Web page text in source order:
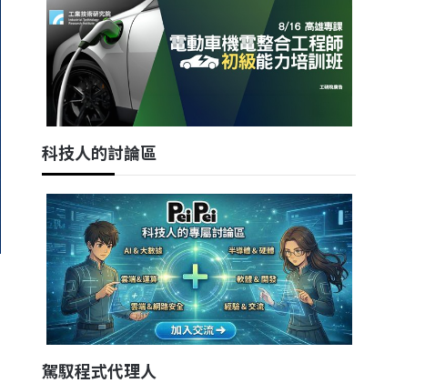
科技人的討論區
駕馭程式代理人